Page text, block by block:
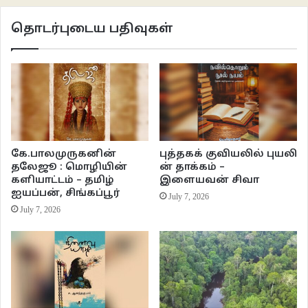
அனைவருமே நன்றாக இருந்ததாகவே சொன்னனர். பிறகு அந்த மீரா-முகேன்
விவகாரம் சம்பந்தமேயில்லாமல் சண்டையானது குறித்து விசாரித்த கமல், அது
பற்றி நல்லதையும், கெட்டதையும் மாறி மாறிப் பேச வேண்டும். இதை
மாற்றுவதற்காக கை தட்டுமாறு சாண்டி பணிக்கப்பட்டார். ஒவ்வொருவருக்கும்
யாருடன் கருத்து வேறுபாடு இருக்கிறதோ அவரின் பெயரையே கூறினார் கமல்.
அனைவருமே ஓரளவிற்கு நேர்மையாகத் தான் பேசினர். இது ஒவ்வொருவரும்
தொடர்புடைய பதிவுகள்
கே.பாலமுருகனின்
தலேஜூ : மொழியின்
களியாட்டம் – தமிழ்
ஐயப்பன், சிங்கப்பூர்
July 7, 2026
புத்தகக் குவியலில் புயலி
ன் தாக்கம் –
இளையவன் சிவா
July 7, 2026